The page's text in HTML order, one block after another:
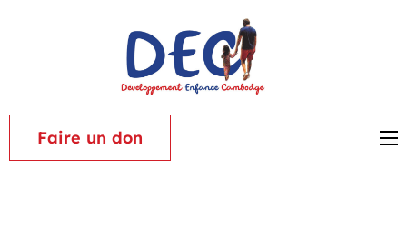
Entrée)
Faire un don